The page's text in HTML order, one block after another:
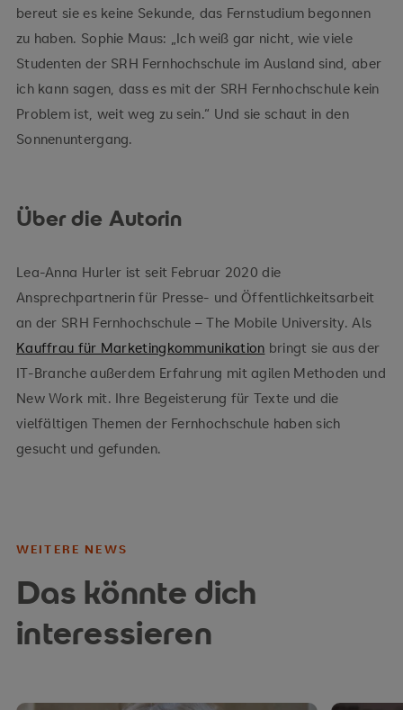
bereut sie es keine Sekunde, das Fernstudium begonnen
zu haben. Sophie Maus: „Ich weiß gar nicht, wie viele
Studenten der SRH Fernhochschule im Ausland sind, aber
ich kann sagen, dass es mit der SRH Fernhochschule kein
Problem ist, weit weg zu sein.“ Und sie schaut in den
Sonnenuntergang.
Über die Autorin
Lea-Anna Hurler ist seit Februar 2020 die
Ansprechpartnerin für Presse- und Öffentlichkeitsarbeit
an der SRH Fernhochschule – The Mobile University. Als
Kauffrau für Marketingkommunikation bringt sie aus der
IT-Branche außerdem Erfahrung mit agilen Methoden und
New Work mit. Ihre Begeisterung für Texte und die
vielfältigen Themen der Fernhochschule haben sich
gesucht und gefunden.
WEITERE NEWS
Das könnte dich
interessieren